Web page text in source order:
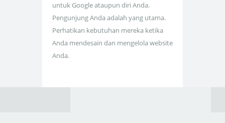
untuk Google ataupun diri Anda.
Pengunjung Anda adalah yang utama.
Perhatikan kebutuhan mereka ketika
Anda mendesain dan mengelola website
Anda.